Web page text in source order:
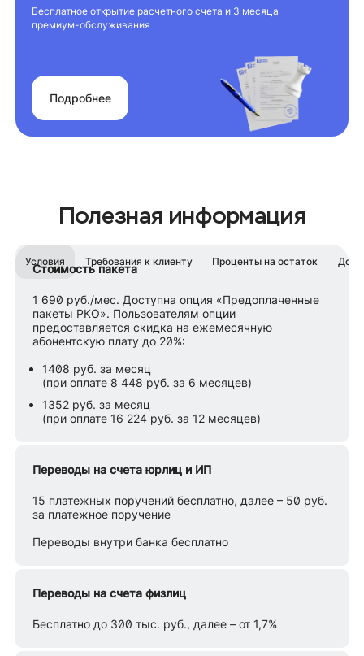
Бесплатное открытие расчетного счета и 3 месяца
премиум-обслуживания
Подробнее
Полезная информация
Условия Требования к клиенту Проценты на остаток
Стоимость пакета
1 690 руб./мес. Доступна опция «Предоплаченные
пакеты РКО». Пользователям опции
предоставляется скидка на ежемесячную
абонентскую плату до 20%:
1408 руб. за месяц
(при оплате 8 448 руб. за 6 месяцев)
1352 руб. за месяц
(при оплате 16 224 руб. за 12 месяцев)
Переводы на счета юрлиц и ИП
15 платежных поручений бесплатно, далее – 50 руб.
за платежное поручение
Переводы внутри банка бесплатно
Переводы на счета физлиц
Бесплатно до 300 тыс. руб., далее – от 1,7%